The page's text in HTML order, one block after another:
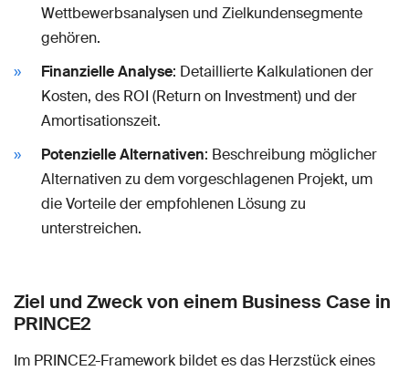
Wettbewerbsanalysen und Zielkundensegmente
gehören.
Finanzielle Analyse: Detaillierte Kalkulationen der
Kosten, des ROI (Return on Investment) und der
Amortisationszeit.
Potenzielle Alternativen: Beschreibung möglicher
Alternativen zu dem vorgeschlagenen Projekt, um
die Vorteile der empfohlenen Lösung zu
unterstreichen.
Ziel und Zweck von einem Business Case in
PRINCE2
Im PRINCE2-Framework bildet es das Herzstück eines